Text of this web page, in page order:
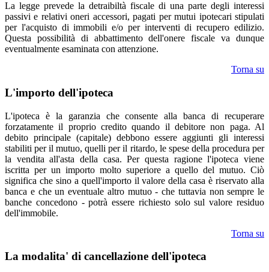
La legge prevede la detraibiltà fiscale di una parte degli interessi
passivi e relativi oneri accessori, pagati per mutui ipotecari stipulati
per l'acquisto di immobili e/o per interventi di recupero edilizio.
Questa possibilità di abbattimento dell'onere fiscale va dunque
eventualmente esaminata con attenzione.
Torna su
L'importo dell'ipoteca
L'ipoteca è la garanzia che consente alla banca di recuperare
forzatamente il proprio credito quando il debitore non paga. Al
debito principale (capitale) debbono essere aggiunti gli interessi
stabiliti per il mutuo, quelli per il ritardo, le spese della procedura per
la vendita all'asta della casa. Per questa ragione l'ipoteca viene
iscritta per un importo molto superiore a quello del mutuo. Ciò
significa che sino a quell'importo il valore della casa è riservato alla
banca e che un eventuale altro mutuo - che tuttavia non sempre le
banche concedono - potrà essere richiesto solo sul valore residuo
dell'immobile.
Torna su
La modalita' di cancellazione dell'ipoteca